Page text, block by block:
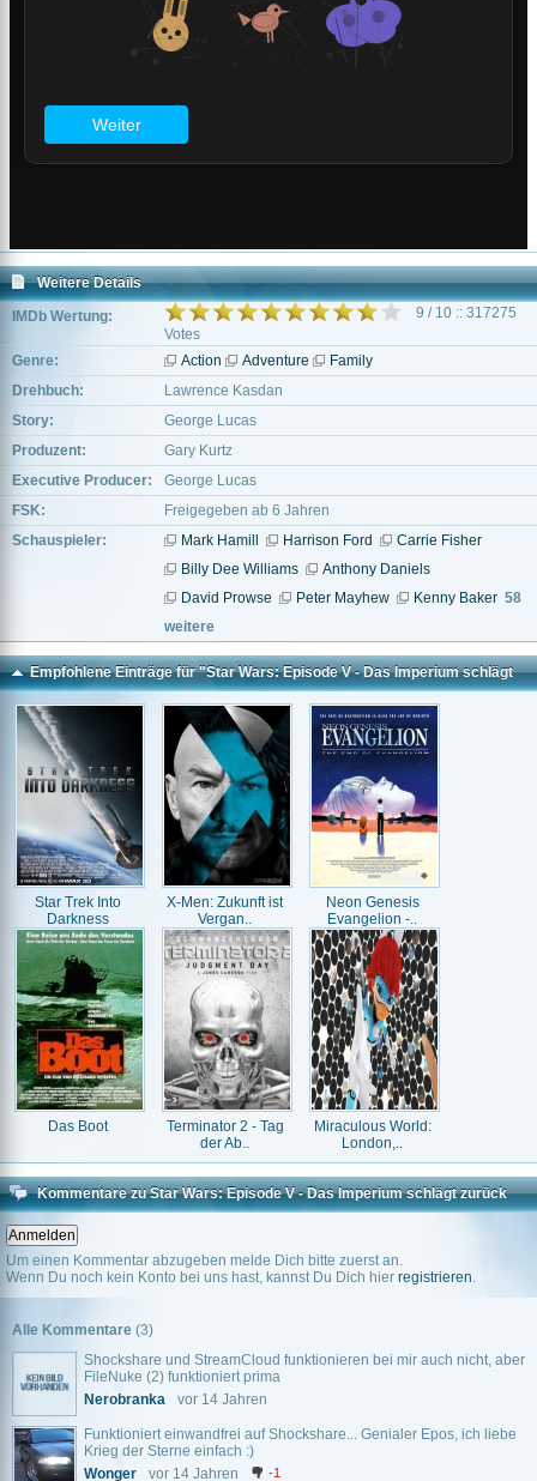
Weitere Details
IMDb Wertung:
9 / 10 :: 317275
Votes
Genre:
Action Adventure
Family
Drehbuch:
Lawrence Kasdan
Story:
George Lucas
Produzent:
Gary Kurtz
Executive Producer:
George Lucas
FSK:
Freigegeben ab 6 Jahren
Schauspieler:
Mark Hamill Harrison Ford
Carrie Fisher
Billy Dee Williams
Anthony Daniels
David Prowse
Peter Mayhew Kenny Baker 58
weitere
Empfohlene Einträge für "Star Wars: Episode V - Das Imperium schlägt
zurück"
Star Trek Into
Darkness
X-Men: Zukunft ist
Vergan..
Neon Genesis
Evangelion -..
Das Boot
Terminator 2 - Tag
der Ab..
Miraculous World:
London,..
Kommentare zu Star Wars: Episode V - Das Imperium schlägt zurück
Um einen Kommentar abzugeben melde Dich bitte zuerst an.
Wenn Du noch kein Konto bei uns hast, kannst Du Dich hier registrieren.
Alle Kommentare (3)
Shockshare und StreamCloud funktionieren bei mir auch nicht, aber
FileNuke (2) funktioniert prima
Nerobranka
vor 14 Jahren
Funktioniert einwandfrei auf Shockshare... Genialer Epos, ich liebe
Krieg der Sterne einfach :)
Wonger
vor 14 Jahren -1